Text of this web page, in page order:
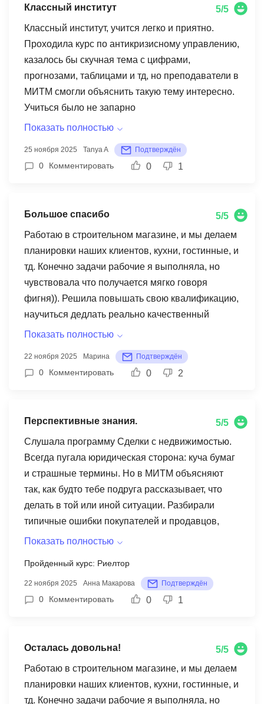
Классный институт
5/5
Классный институт, учится легко и приятно.
Проходила курс по антикризисному управлению,
казалось бы скучная тема с цифрами,
прогнозами, таблицами и тд, но преподаватели в
МИТМ смогли объяснить такую тему интересно.
Учиться было не запарно
Показать полностью
25 ноября 2025 Tanya A Подтверждён
0 Комментировать 0 1
Большое спасибо
5/5
Работаю в строительном магазине, и мы делаем
планировки наших клиентов, кухни, гостинные, и
тд. Конечно задачи рабочие я выполняла, но
чувствовала что получается мягко говоря
фигня)). Решила повышать свою квалификацию,
научиться дедлать реально качественный
красивый дизайн. Искала программы, но
поступила. 1 что хотела бы отметить так это
удобный личный кабинет, разобралась очень
смогу нормально учиться через комп, считала
что все онлайн школы это шарашкины конторы
не дающие никаких знаний, но тут все
подругому. Программа нацелена не на просто
выпуск студентов, а реально сделать из тебя
профессионала 3 практические задания, их
реально много, иногда даже слишком, но мне в
кайф)) В целом учеба получилась офигенная,
МИТМ !
Показать полностью
22 ноября 2025 Марина Подтверждён
0 Комментировать 0 2
Перспективные знания.
5/5
Слушала программу Сделки с недвижимостью.
Всегда пугала юридическая сторона: куча бумаг
и страшные термины. Но в МИТМ объясняют
так, как будто тебе подруга рассказывает, что
делать в той или иной ситуации. Разбирали
типичные ошибки покупателей и продавцов,
схемы, нюансы договоров. Стало намного
понимать, где риски. Даже помогла родителям
оформить покупку квартиры, и всё прошло
гладко, теперь риелторы точно не нужны)
Показать полностью
Пройденный курс: Риелтор
22 ноября 2025 Анна Макарова Подтверждён
0 Комментировать 0 1
Осталась довольна!
5/5
Работаю в строительном магазине, и мы делаем
планировки наших клиентов, кухни, гостинные, и
тд. Конечно задачи рабочие я выполняла, но